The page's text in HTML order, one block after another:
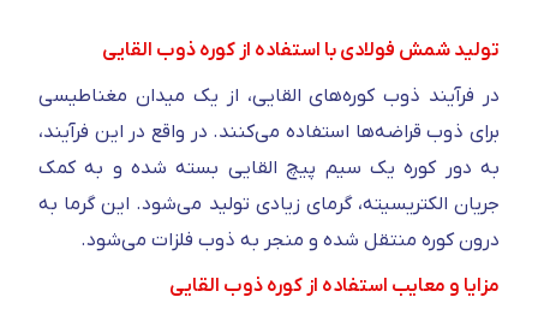
تولید شمش فولادی با استفاده از کوره ذوب القایی
در فرآیند ذوب کوره‌های القایی، از یک میدان مغناطیسی
برای ذوب قراضه‌ها استفاده می‌کنند. در واقع در این فرآیند،
به دور کوره یک سیم پیچ القایی بسته شده و به کمک
جریان الکتریسیته، گرمای زیادی تولید می‌شود. این گرما به
درون کوره منتقل شده و منجر به ذوب فلزات می‌شود.
مزایا و معایب استفاده از کوره ذوب القایی